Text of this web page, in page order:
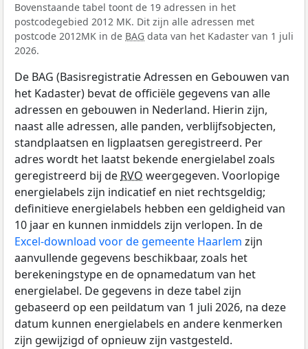
Bovenstaande tabel toont de 19 adressen in het
postcodegebied 2012 MK. Dit zijn alle adressen met
postcode 2012MK in de BAG data van het Kadaster van 1 juli
2026.
De BAG (Basisregistratie Adressen en Gebouwen van
het Kadaster) bevat de officiële gegevens van alle
adressen en gebouwen in Nederland. Hierin zijn,
naast alle adressen, alle panden, verblijfsobjecten,
standplaatsen en ligplaatsen geregistreerd. Per
adres wordt het laatst bekende energielabel zoals
geregistreerd bij de RVO weergegeven. Voorlopige
energielabels zijn indicatief en niet rechtsgeldig;
definitieve energielabels hebben een geldigheid van
10 jaar en kunnen inmiddels zijn verlopen. In de
Excel-download voor de gemeente Haarlem zijn
aanvullende gegevens beschikbaar, zoals het
berekeningstype en de opnamedatum van het
energielabel. De gegevens in deze tabel zijn
gebaseerd op een peildatum van 1 juli 2026, na deze
datum kunnen energielabels en andere kenmerken
zijn gewijzigd of opnieuw zijn vastgesteld.